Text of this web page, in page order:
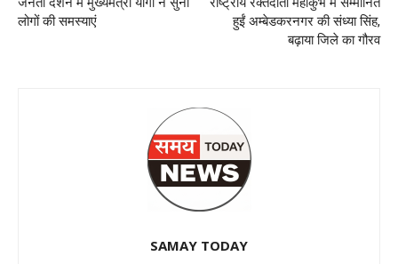
लोगों की समस्याएं
हुईं अम्बेडकरनगर की संध्या सिंह,
बढ़ाया जिले का गौरव
SAMAY TODAY